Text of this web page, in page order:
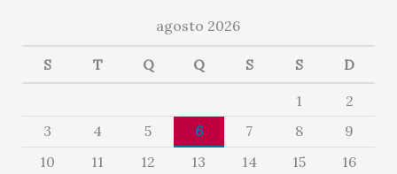
agosto 2026
S T Q Q S S D
1
2
3
4 5 6 7 8
9
10
11 12 13 14 15
16